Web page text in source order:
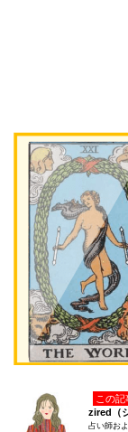
この
zired（
占い師お